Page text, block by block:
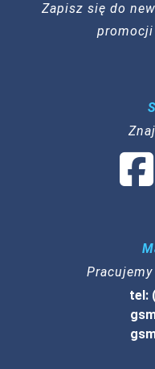
Zapisz się do
promocji
tel: